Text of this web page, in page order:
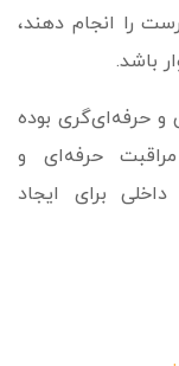
را انجام دهند،
باشد.
و حرفه‌ای‌گری بوده
حرفه‌ای و
برای ایجاد